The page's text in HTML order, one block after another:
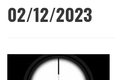
02/12/2023